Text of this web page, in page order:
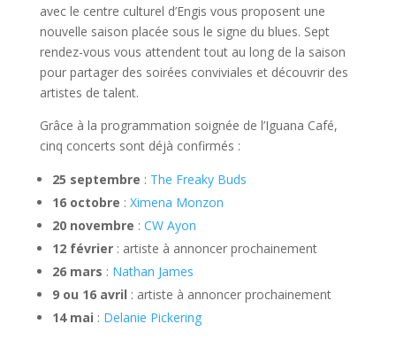
avec le centre culturel d’Engis vous proposent une
nouvelle saison placée sous le signe du blues. Sept
rendez-vous vous attendent tout au long de la saison
pour partager des soirées conviviales et découvrir des
artistes de talent.
Grâce à la programmation soignée de l’Iguana Café,
cinq concerts sont déjà confirmés :
25 septembre : The Freaky Buds
16 octobre : Ximena Monzon
20 novembre : CW Ayon
12 février: artiste à annoncer prochainement
26 mars : Nathan James
9 ou 16 avril : artiste à annoncer prochainement
14 mai : Delanie Pickering